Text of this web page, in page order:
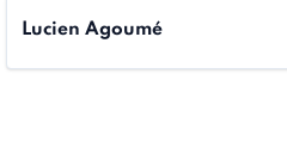
Lucien Agoumé